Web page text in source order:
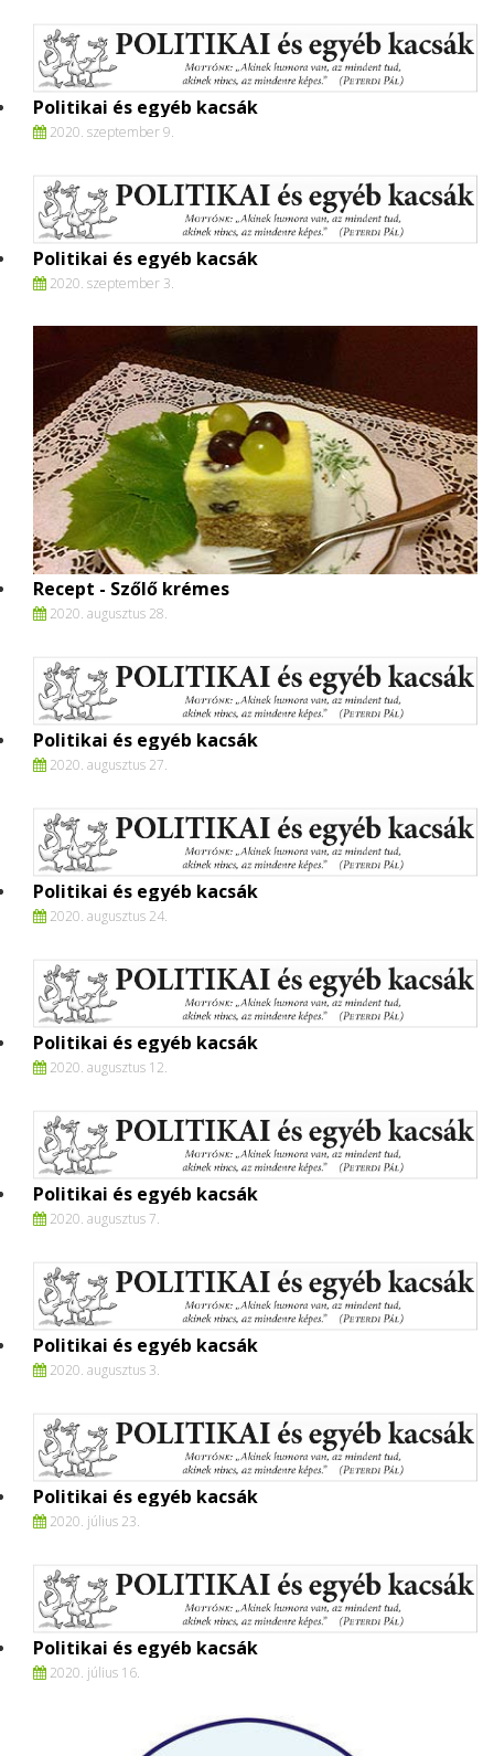
Politikai és egyéb kacsák
2020. szeptember 9.
Politikai és egyéb kacsák
2020. szeptember 3.
Recept - Szőlő krémes
2020. augusztus 28.
Politikai és egyéb kacsák
2020. augusztus 27.
Politikai és egyéb kacsák
2020. augusztus 24.
Politikai és egyéb kacsák
2020. augusztus 12.
Politikai és egyéb kacsák
2020. augusztus 7.
Politikai és egyéb kacsák
2020. augusztus 3.
Politikai és egyéb kacsák
2020. július 23.
Politikai és egyéb kacsák
2020. július 16.